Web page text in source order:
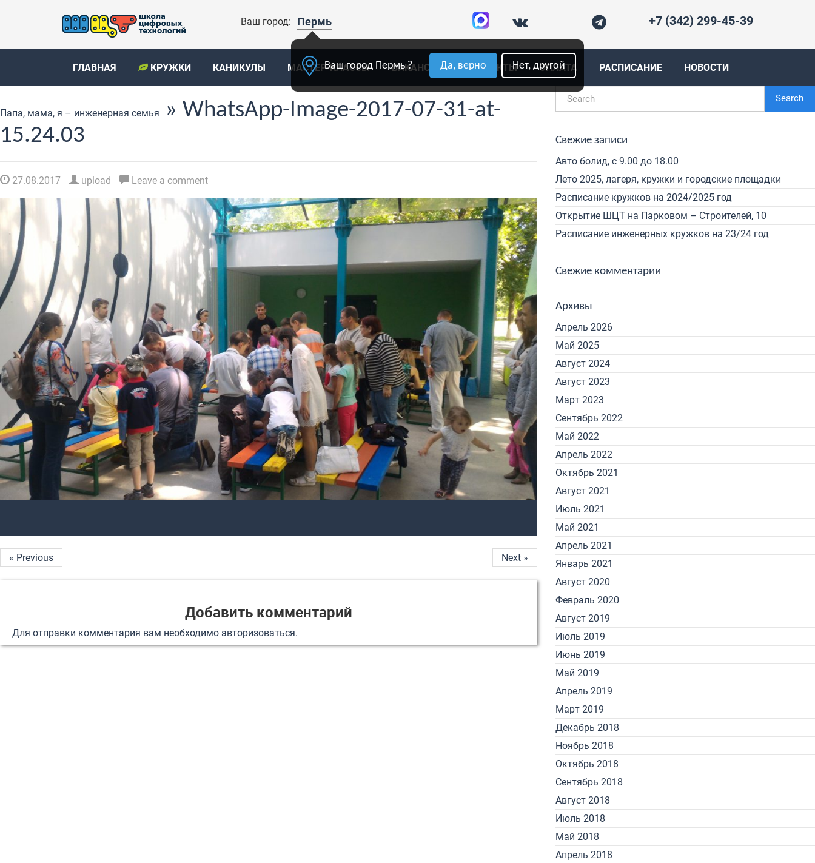
Ваш город: Пермь
Ваш город Пермь ? Да, верно Нет, другой
+7 (342) 299-45-39
ГЛАВНАЯ КРУЖКИ КАНИКУЛЫ МАСТЕР-КЛАССЫ ВАКАНСИИ КОНТАКТЫ ОПЛАТА РАСПИСАНИЕ НОВОСТИ
Папа, мама, я – инженерная семья
» WhatsApp-Image-2017-07-31-at-
15.24.03
27.08.2017 upload Leave a comment
« Previous Next »
Добавить комментарий
Для отправки комментария вам необходимо авторизоваться.
Search
Свежие записи
Авто болид, с 9.00 до 18.00
Лето 2025, лагеря, кружки и городские площадки
Расписание кружков на 2024/2025 год
Открытие ШЦТ на Парковом – Строителей, 10
Расписание инженерных кружков на 23/24 год
Свежие комментарии
Архивы
Апрель 2026
Май 2025
Август 2024
Август 2023
Март 2023
Сентябрь 2022
Май 2022
Апрель 2022
Октябрь 2021
Август 2021
Июль 2021
Май 2021
Апрель 2021
Январь 2021
Август 2020
Февраль 2020
Август 2019
Июль 2019
Июнь 2019
Май 2019
Апрель 2019
Март 2019
Декабрь 2018
Ноябрь 2018
Октябрь 2018
Сентябрь 2018
Август 2018
Июль 2018
Май 2018
Апрель 2018